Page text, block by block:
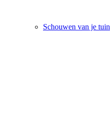
Schouwen van je tuin